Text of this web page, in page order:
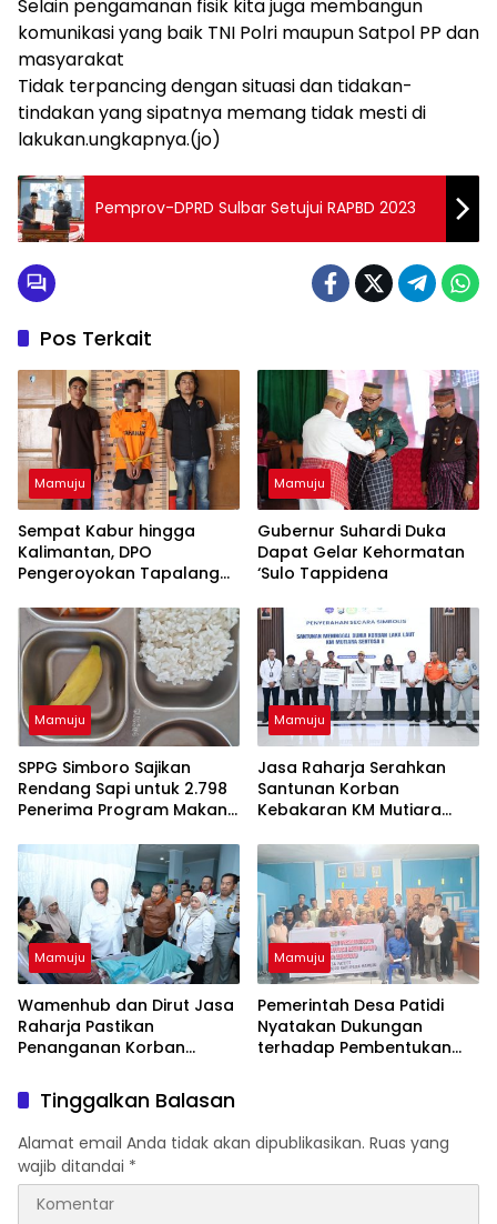
Selain pengamanan fisik kita juga membangun
komunikasi yang baik TNI Polri maupun Satpol PP dan
masyarakat
Tidak terpancing dengan situasi dan tidakan-
tindakan yang sipatnya memang tidak mesti di
lakukan.ungkapnya.(jo)
Pemprov-DPRD Sulbar Setujui RAPBD 2023
Pos Terkait
Mamuju
Sempat Kabur hingga
Kalimantan, DPO
Pengeroyokan Tapalang
Serahkan Diri
Mamuju
Gubernur Suhardi Duka
Dapat Gelar Kehormatan
‘Sulo Tappidena
Mamuju
SPPG Simboro Sajikan
Rendang Sapi untuk 2.798
Penerima Program Makan
Mamuju
Jasa Raharja Serahkan
Santunan Korban
Kebakaran KM Mutiara
Kehadiran Negara
Mamuju
Wamenhub dan Dirut Jasa
Raharja Pastikan
Penanganan Korban
Sentosa II Berjalan Optimal
Mamuju
Pemerintah Desa Patidi
Nyatakan Dukungan
terhadap Pembentukan
Tinggalkan Balasan
Alamat email Anda tidak akan dipublikasikan. Ruas yang
wajib ditandai *